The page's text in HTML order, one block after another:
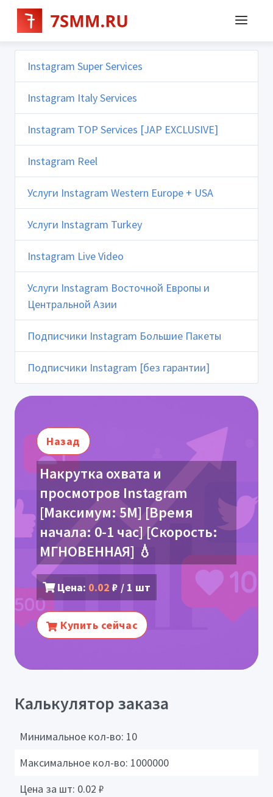
Instagram Super Services
Instagram Italy Services
Instagram TOP Services [JAP EXCLUSIVE]
Instagram Reel
Услуги Instagram Western Europe + USA
Услуги Instagram Turkey
Instagram Live Video
Услуги Instagram Восточной Европы и
Центральной Азии
Подписчики Instagram Большие Пакеты
Подписчики Instagram [без гарантии]
Назад
Накрутка охвата и
просмотров Instagram
[Максимум: 5М] [Время
начала: 0-1 час] [Скорость:
МГНОВЕННАЯ] 💧
Цена: 0.02 ₽ / 1 шт
Купить сейчас
Калькулятор заказа
Минимальное кол-во: 10
Максимальное кол-во: 1000000
Цена за шт: 0.02 ₽